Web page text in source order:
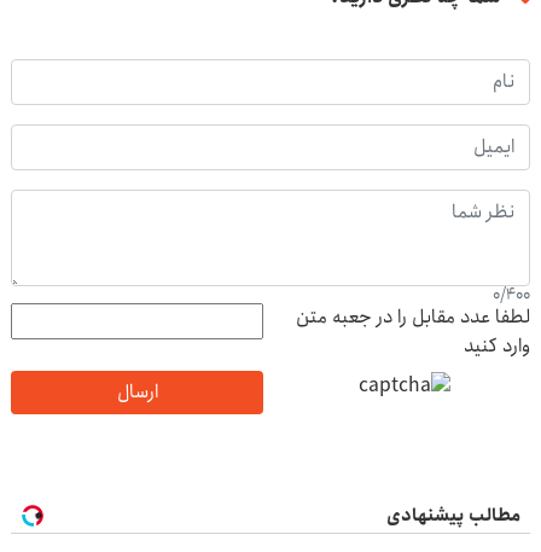
0/400
لطفا عدد مقابل را در جعبه متن
وارد کنید
ارسال
مطالب پیشنهادی